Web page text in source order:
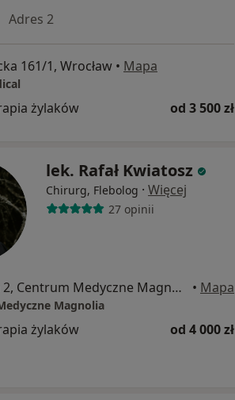
Adres 2
161/1, Wrocław • Mapa
żylaków od 3 500 zł
lek. Rafał Kwiatosz
Chirurg, Flebolog · Więcej
27 opinii
ul. Sarnia 2, Centrum Medyczne Magnolia Jagodno, Wrocław • Mapa
Magnolia
żylaków od 4 000 zł